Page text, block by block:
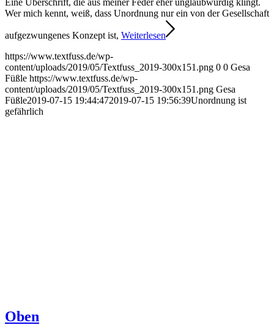
Wer mich kennt, weiß, dass Unordnung nur ein von der Gesellschaft
aufgezwungenes Konzept ist, Weiterlesen
https://www.textfuss.de/wp-
content/uploads/2019/05/Textfuss_2019-300x151.png 0 0 Gesa
Füßle https://www.textfuss.de/wp-
content/uploads/2019/05/Textfuss_2019-300x151.png Gesa
Füßle2019-07-15 19:44:472019-07-15 19:56:39Unordnung ist
gefährlich
Oben